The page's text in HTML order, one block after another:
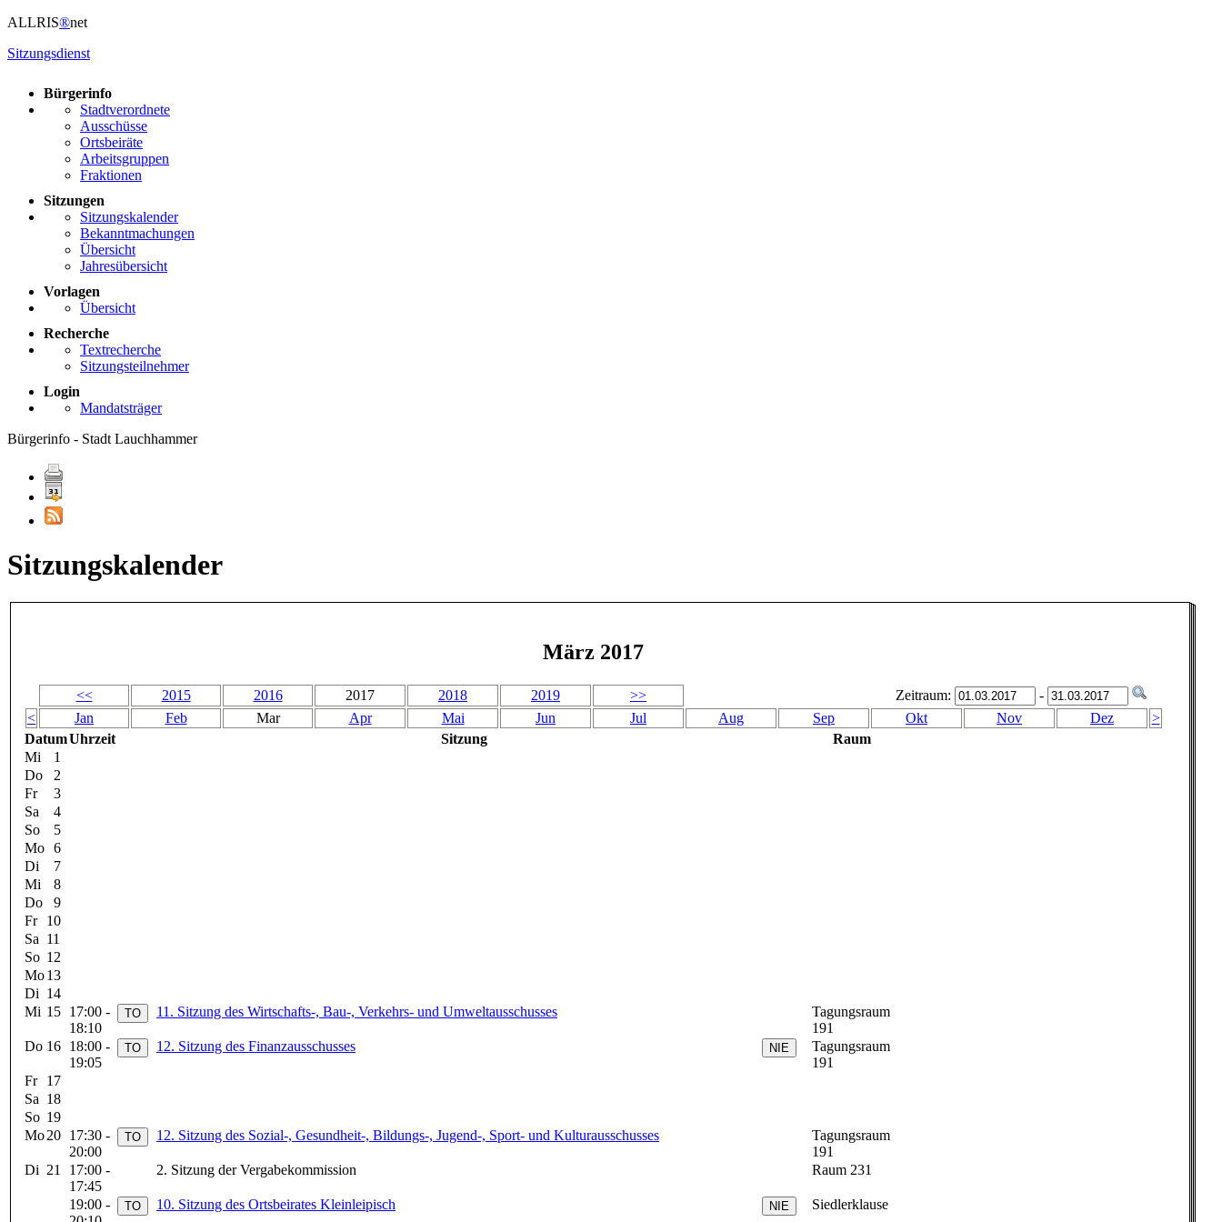
ALLRIS®net
Sitzungsdienst
Bürgerinfo
Stadtverordnete
Ausschüsse
Ortsbeiräte
Arbeitsgruppen
Fraktionen
Sitzungen
Sitzungskalender
Bekanntmachungen
Übersicht
Jahresübersicht
Vorlagen
Übersicht
Recherche
Textrecherche
Sitzungsteilnehmer
Login
Mandatsträger
Bürgerinfo - Stadt Lauchhammer
Sitzungskalender
März 2017
<< 2015 2016 2017 2018 2019 >> Zeitraum:
-
<
Jan Feb Mar Apr Mai Jun Jul Aug Sep Okt Nov Dez
>
DatumUhrzeit Sitzung
Raum
Mi
1
Do
2
Fr
3
Sa
4
So
5
Mo 6
Di
7
Mi
8
Do
9
Fr
10
Sa 11
So 12
Mo13
Di 14
Mi 15 17:00 -
18:10
11. Sitzung des Wirtschafts-, Bau-, Verkehrs- und Umweltausschusses
Tagungsraum
191
Do 16 18:00 -
19:05
12. Sitzung des Finanzausschusses
Tagungsraum
191
Fr
17
Sa 18
So 19
Mo20 17:30 -
20:00
12. Sitzung des Sozial-, Gesundheit-, Bildungs-, Jugend-, Sport- und Kulturausschusses
Tagungsraum
191
Di 21
17:00 -
17:45
2. Sitzung der Vergabekommission Raum 231
19:00 -
10. Sitzung des Ortsbeirates Kleinleipisch Siedlerklause